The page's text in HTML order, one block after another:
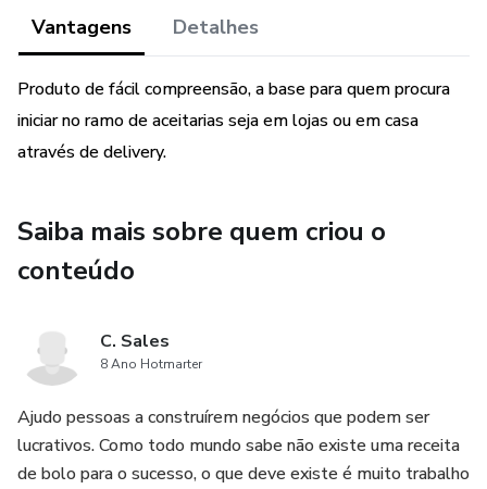
Vantagens Detalhes
Produto de fácil compreensão, a base para quem procura
iniciar no ramo de aceitarias seja em lojas ou em casa
através de delivery.
Saiba mais sobre quem criou o
conteúdo
C. Sales
8 Ano Hotmarter
Ajudo pessoas a construírem negócios que podem ser
lucrativos. Como todo mundo sabe não existe uma receita
de bolo para o sucesso, o que deve existe é muito trabalho